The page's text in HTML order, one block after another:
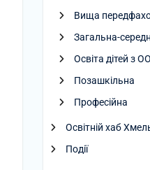
Вища
Загальна-
Освіта дітей з
Позашкільна
Професійна
Освітній хаб
Події